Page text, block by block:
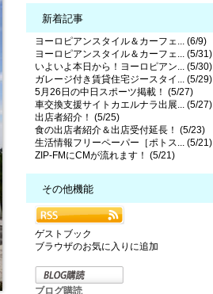
新着記事
ヨーロピアンスタイル＆カーフェ... (6/9)
ヨーロピアンスタイル＆カーフェ... (5/31)
いよいよ本日から！ヨーロピアン... (5/30)
ガレージ付き賃貸住宅ジースタイ... (5/29)
5月26日の中日スポーツ掲載！ (5/27)
車交換支援サイトカエルナラ出展... (5/27)
出店者紹介！ (5/25)
食の出店者紹介＆出店受付延長！ (5/23)
生活情報フリーペーパー［ポトス... (5/21)
ZIP-FMにCMが流れます！ (5/21)
その他機能
ゲストブック
ブラウザのお気に入りに追加
ブログ購読